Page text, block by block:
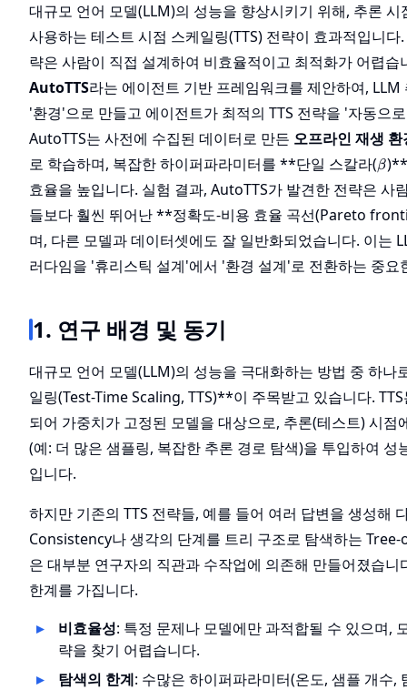
대규모 언어 모델(LLM)의 성능을 향상시키기 위해, 추론
사용하는 테스트 시점 스케일링(TTS) 전략이 효과적입니다
략은 사람이 직접 설계하여 비효율적이고 최적화가 어렵습
AutoTTS라는 에이전트 기반 프레임워크를 제안하여,
'환경'으로 만들고 에이전트가 최적의 TTS 전략을 '자동으
AutoTTS는 사전에 수집된 데이터로 만든 오프라인 재생 환
로 학습하며, 복잡한 하이퍼파라미터를 **단일 스칼라(β
효율을 높입니다. 실험 결과, AutoTTS가 발견한 전략은 사
들보다 훨씬 뛰어난 **정확도-비용 효율 곡선(Pareto
며, 다른 모델과 데이터셋에도 잘 일반화되었습니다. 이는
러다임을 '휴리스틱 설계'에서 '환경 설계'로 전환하는 중요
1. 연구 배경 및 동기
대규모 언어 모델(LLM)의 성능을 극대화하는 방법 중 하
일링(Test-Time Scaling, TTS)**이 주목받고 있습니다.
되어 가중치가 고정된 모델을 대상으로, 추론(테스트) 시점
(예: 더 많은 샘플링, 복잡한 추론 경로 탐색)을 투입하여 성
입니다.
하지만 기존의 TTS 전략들, 예를 들어 여러 답변을 생성해
Consistency나 생각의 단계를 트리 구조로 탐색하는
은 대부분 연구자의 직관과 수작업에 의존해 만들어졌습니
한계를 가집니다.
비효율성: 특정 문제나 모델에만 과적합될 수 있으며,
략을 찾기 어렵습니다.
탐색의 한계: 수많은 하이퍼파라미터(온도, 샘플 개수,